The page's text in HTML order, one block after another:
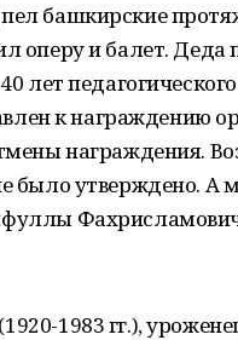
башкирские
оперу и балет. Деда
лет
к награждению
награждения.
было утверждено. А
1983 гг.),